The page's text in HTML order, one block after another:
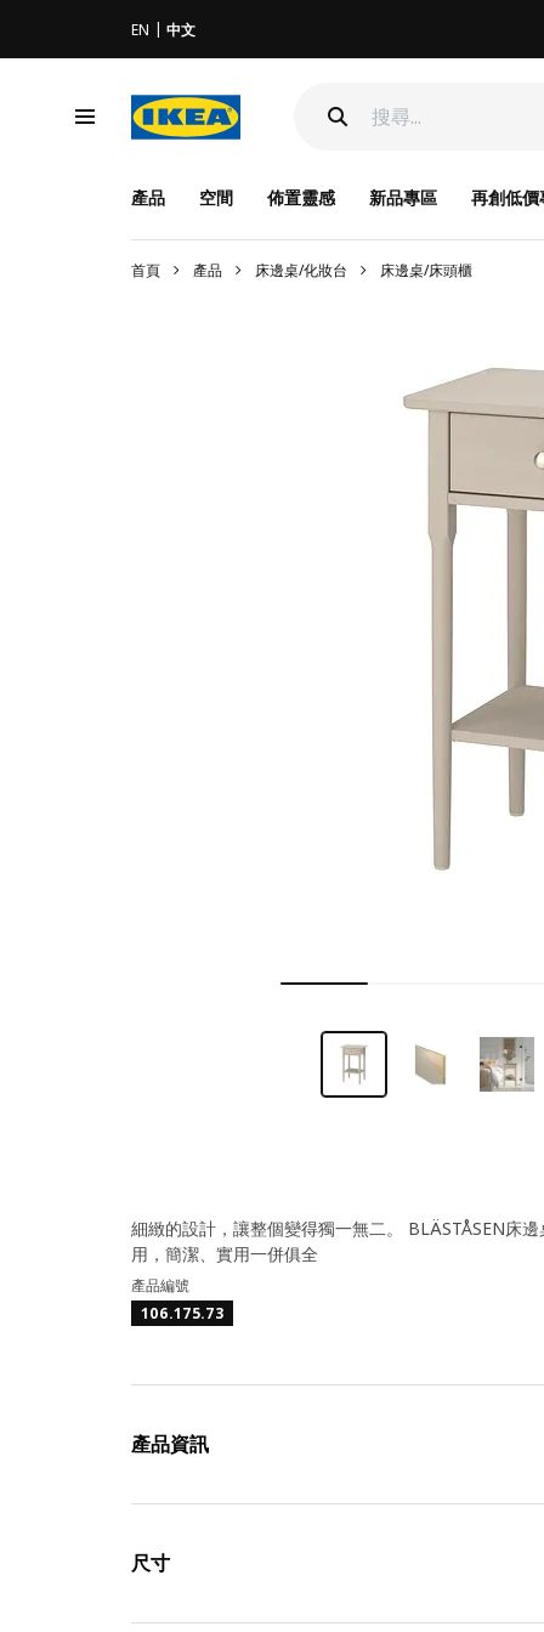
EN 中文
產品 空間 佈置靈感 新品專區 再創低價
首頁 產品 床邊桌/化妝台 床邊桌/床頭櫃
細緻的設計，讓整個變得獨一無二。 BLÄSTÅSEN床
用，簡潔、實用一併俱全
產品編號
106.175.73
產品資訊
尺寸